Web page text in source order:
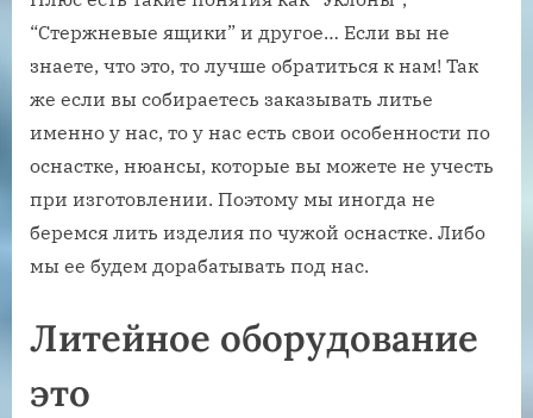
“Стержневые ящики” и другое… Если вы не
знаете, что это, то лучше обратиться к нам! Так
же если вы собираетесь заказывать литье
именно у нас, то у нас есть свои особенности по
оснастке, нюансы, которые вы можете не учесть
при изготовлении. Поэтому мы иногда не
беремся лить изделия по чужой оснастке. Либо
мы ее будем дорабатывать под нас.
Литейное оборудование
это